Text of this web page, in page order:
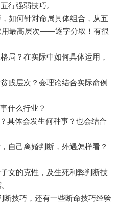
行强弱技巧。
如何针对命局具体组合，从五
用最高层次——逐字分取！有很
局？在实际中如何具体运用，
贱层次？会理论结合实际命例
什么行业？
具体会发生何种事？也会结合
自己离婚判断，外遇怎样看？
女的克性，及生死利弊判断技
断技巧，还有一些断命技巧经验